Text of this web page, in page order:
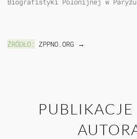
ŹRÓDŁO: ZPPNO.ORG →
PUBLIKACJE